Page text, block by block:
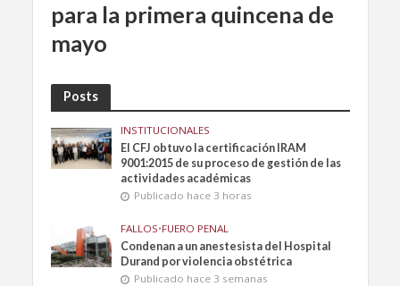
para la primera quincena de
mayo
Posts
INSTITUCIONALES
El CFJ obtuvo la certificación IRAM
9001:2015 de su proceso de gestión de las
actividades académicas
Publicado hace 3 horas
FALLOS•FUERO PENAL
Condenan a un anestesista del Hospital
Durand por violencia obstétrica
Publicado hace 3 semanas